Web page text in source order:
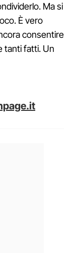
Ma si
È vero
consentire
tanti fatti. Un